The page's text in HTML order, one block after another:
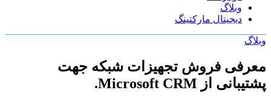
وبلاگ
دیجیتال مارکتینگ
وبلاگ
معرفی فروش تجهیزات شبکه جهت
پشتیبانی از Microsoft CRM.